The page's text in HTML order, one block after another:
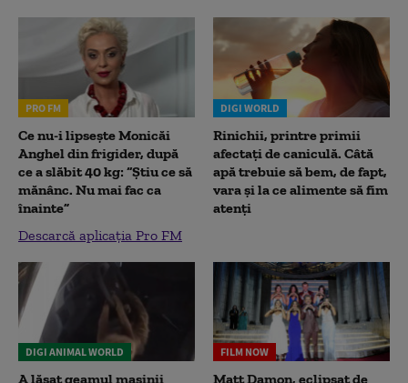
PRO FM
Ce nu-i lipsește Monicăi
Anghel din frigider, după
ce a slăbit 40 kg: “Știu ce să
mănânc. Nu mai fac ca
înainte”
Descarcă aplicația Pro FM
DIGI WORLD
Rinichii, printre primii
afectați de caniculă. Câtă
apă trebuie să bem, de fapt,
vara și la ce alimente să fim
atenți
DIGI ANIMAL WORLD
A lăsat geamul mașinii
FILM NOW
Matt Damon, eclipsat de